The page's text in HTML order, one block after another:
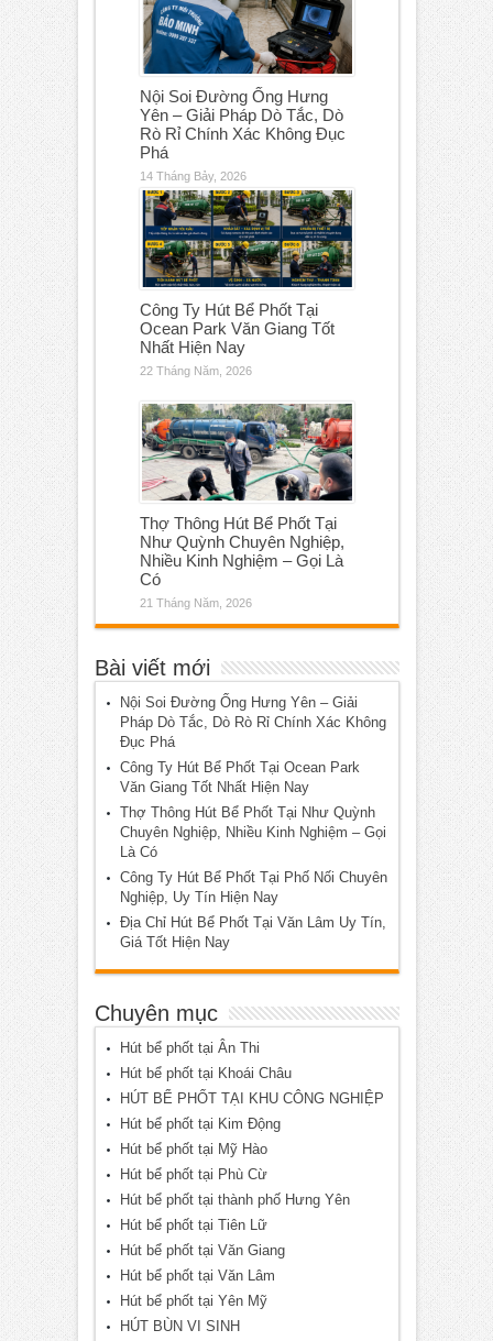
Nội Soi Đường Ống Hưng
Yên – Giải Pháp Dò Tắc, Dò
Rò Rỉ Chính Xác Không Đục
Phá
14 Tháng Bảy, 2026
Công Ty Hút Bể Phốt Tại
Ocean Park Văn Giang Tốt
Nhất Hiện Nay
22 Tháng Năm, 2026
Thợ Thông Hút Bể Phốt Tại
Như Quỳnh Chuyên Nghiệp,
Nhiều Kinh Nghiệm – Gọi Là
Có
21 Tháng Năm, 2026
Bài viết mới
Nội Soi Đường Ống Hưng Yên – Giải
Pháp Dò Tắc, Dò Rò Rỉ Chính Xác Không
Đục Phá
Công Ty Hút Bể Phốt Tại Ocean Park
Văn Giang Tốt Nhất Hiện Nay
Thợ Thông Hút Bể Phốt Tại Như Quỳnh
Chuyên Nghiệp, Nhiều Kinh Nghiệm – Gọi
Là Có
Công Ty Hút Bể Phốt Tại Phố Nối Chuyên
Nghiệp, Uy Tín Hiện Nay
Địa Chỉ Hút Bể Phốt Tại Văn Lâm Uy Tín,
Giá Tốt Hiện Nay
Chuyên mục
Hút bể phốt tại Ân Thi
Hút bể phốt tại Khoái Châu
HÚT BỂ PHỐT TẠI KHU CÔNG NGHIỆP
Hút bể phốt tại Kim Động
Hút bể phốt tại Mỹ Hào
Hút bể phốt tại Phù Cừ
Hút bể phốt tại thành phố Hưng Yên
Hút bể phốt tại Tiên Lữ
Hút bể phốt tại Văn Giang
Hút bể phốt tại Văn Lâm
Hút bể phốt tại Yên Mỹ
HÚT BÙN VI SINH